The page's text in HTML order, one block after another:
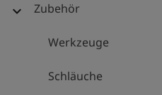
expand_more Zubehör
Werkzeuge
Schläuche